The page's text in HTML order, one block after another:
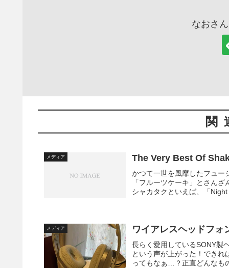
なおさ
関
メディア The Very Best Of
かつて一世を風靡したフュー
「フルーツケーキ」とさん
シャカタクといえば、「
メディア ワイアレスヘッドフォ
長らく愛用しているSONY製
という声が上がった！でき
ってもなぁ…？正直どんなも